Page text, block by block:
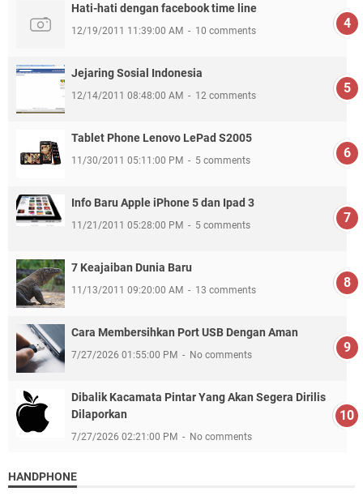
Hati-hati dengan facebook time line
12/19/2011 11:39:00 AM 10 comments
Jejaring Sosial Indonesia
12/14/2011 08:48:00 AM 12 comments
Tablet Phone Lenovo LePad S2005
11/30/2011 05:11:00 PM 5 comments
Info Baru Apple iPhone 5 dan Ipad 3
11/21/2011 05:28:00 PM 5 comments
7 Keajaiban Dunia Baru
11/13/2011 09:20:00 AM 13 comments
Cara Membersihkan Port USB Dengan Aman
7/27/2026 01:55:00 PM No comments
Dibalik Kacamata Pintar Yang Akan Segera Dirilis
Dilaporkan
7/27/2026 02:21:00 PM No comments
HANDPHONE